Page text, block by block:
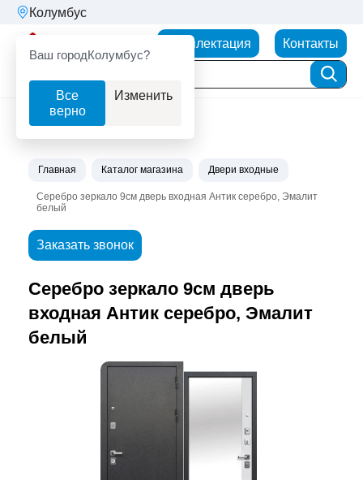
Колумбус
Ваш городКолумбус?
Все
верно
Изменить
Комплектация Контакты
Главная Каталог магазина Двери входные
Серебро зеркало 9см дверь входная Антик серебро, Эмалит
белый
Заказать звонок
Серебро зеркало 9см дверь
входная Антик серебро, Эмалит
белый